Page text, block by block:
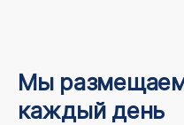
Мы
каждый день